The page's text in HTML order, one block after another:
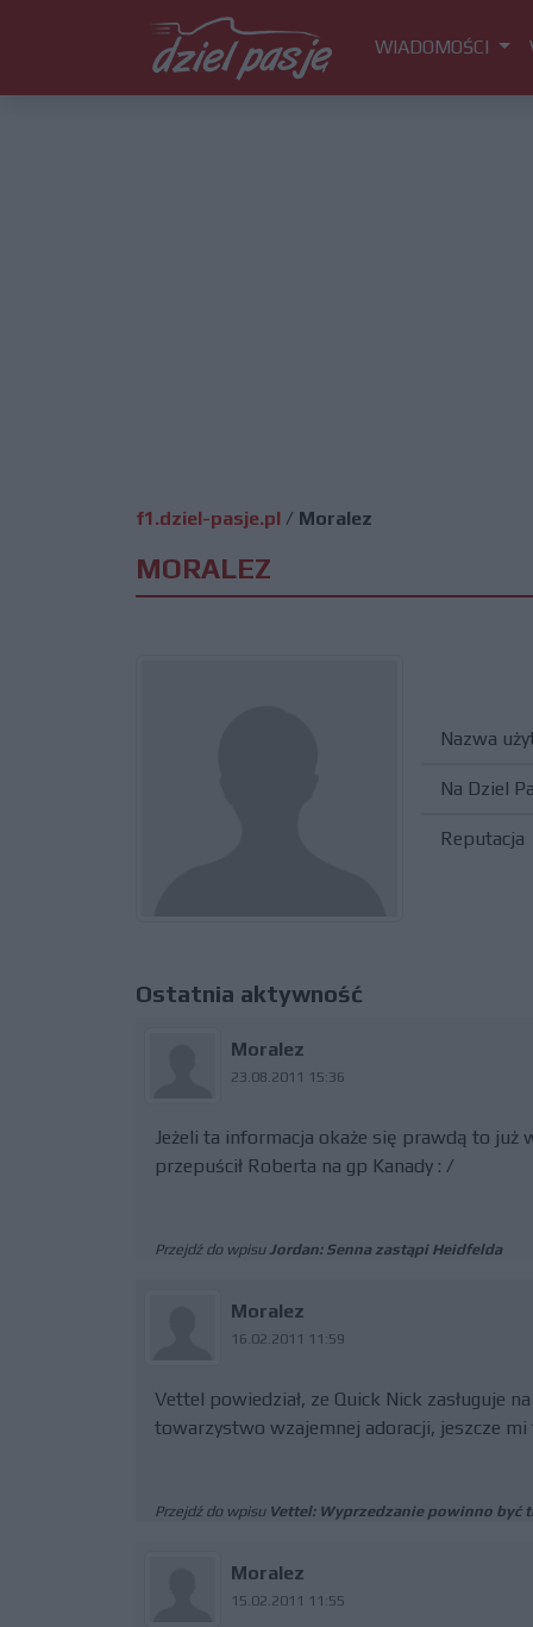
WIADOMOŚCI
f1.dziel-pasje.pl / Moralez
MORALEZ
Nazwa
Na Dziel
Reputacja
Ostatnia aktywność
Moralez
23.08.2011 15:36
Jeżeli ta informacja okaże się prawdą to
przepuścił Roberta na gp Kanady : /
Przejdź do wpisuJordan: Senna zastąpi Heidfelda
Moralez
16.02.2011 11:59
Vettel powiedział, ze Quick Nick zasługuje
towarzystwo wzajemnej adoracji, jeszcze
Przejdź do wpisu Vettel: Wyprzedzanie powinno być
Moralez
15.02.2011 11:55